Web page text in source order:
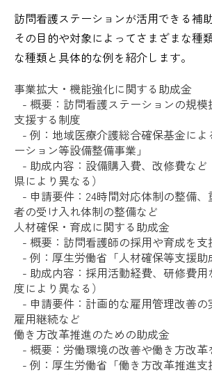
訪問看護ステーションが活用できる補
その目的や対象によってさまざまな種
な種類と具体的な例を紹介します。
事業拡大・機能強化に関する助成金
- 概要：訪問看護ステーションの規模
支援する制度
- 例：地域医療介護総合確保基金によ
ーション等設備整備事業」
- 助成内容：設備購入費、改修費など
県により異なる）
- 申請要件：24時間対応体制の整備、
者の受け入れ体制の整備など
人材確保・育成に関する助成金
- 概要：訪問看護師の採用や育成を支
- 例：厚生労働省「人材確保等支援助
- 助成内容：採用活動経費、研修費用
度により異なる）
- 申請要件：計画的な雇用管理改善の
雇用継続など
働き方改革推進のための助成金
- 概要：労働環境の改善や働き方改革
- 例：厚生労働省「働き方改革推進支